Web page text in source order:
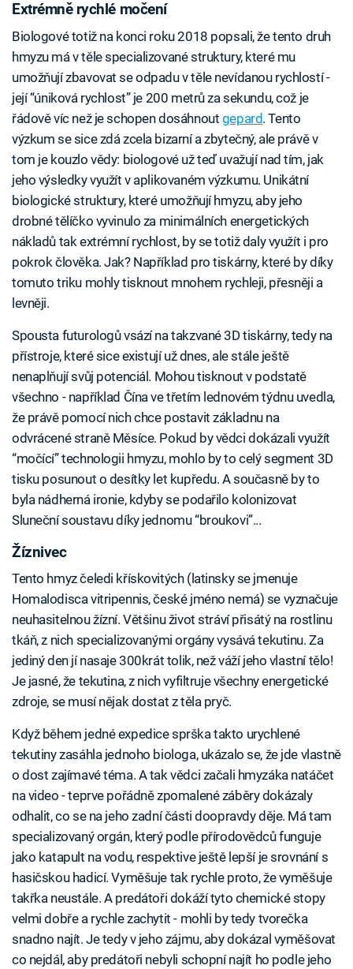
Extrémně rychlé močení
Biologové totiž na konci roku 2018 popsali, že tento druh
hmyzu má v těle specializované struktury, které mu
umožňují zbavovat se odpadu v těle nevídanou rychlostí -
její “úniková rychlost” je 200 metrů za sekundu, což je
řádově víc než je schopen dosáhnout gepard. Tento
výzkum se sice zdá zcela bizarní a zbytečný, ale právě v
tom je kouzlo vědy: biologové už teď uvažují nad tím, jak
jeho výsledky využít v aplikovaném výzkumu. Unikátní
biologické struktury, které umožňují hmyzu, aby jeho
drobné tělíčko vyvinulo za minimálních energetických
nákladů tak extrémní rychlost, by se totiž daly využít i pro
pokrok člověka. Jak? Například pro tiskárny, které by díky
tomuto triku mohly tisknout mnohem rychleji, přesněji a
levněji.
Spousta futurologů vsází na takzvané 3D tiskárny, tedy na
přístroje, které sice existují už dnes, ale stále ještě
nenaplňují svůj potenciál. Mohou tisknout v podstatě
všechno - například Čína ve třetím lednovém týdnu uvedla,
že právě pomocí nich chce postavit základnu na
odvrácené straně Měsíce. Pokud by vědci dokázali využít
“močící” technologii hmyzu, mohlo by to celý segment 3D
tisku posunout o desítky let kupředu. A současně by to
byla nádherná ironie, kdyby se podařilo kolonizovat
Sluneční soustavu díky jednomu “broukovi”...
Žíznivec
Tento hmyz čeledi křískovitých (latinsky se jmenuje
Homalodisca vitripennis, české jméno nemá) se vyznačuje
neuhasitelnou žízní. Většinu život stráví přisátý na rostlinu
tkáň, z nich specializovanými orgány vysává tekutinu. Za
jediný den jí nasaje 300krát tolik, než váží jeho vlastní tělo!
Je jasné, že tekutina, z nich vyfiltruje všechny energetické
zdroje, se musí nějak dostat z těla pryč.
Když během jedné expedice sprška takto urychlené
tekutiny zasáhla jednoho biologa, ukázalo se, že jde vlastně
o dost zajímavé téma. A tak vědci začali hmyzáka natáčet
na video - teprve pořádně zpomalené záběry dokázaly
odhalit, co se na jeho zadní části doopravdy děje. Má tam
specializovaný orgán, který podle přírodovědců funguje
jako katapult na vodu, respektive ještě lepší je srovnání s
hasičskou hadicí. Vyměšuje tak rychle proto, že vyměšuje
takřka neustále. A predátoři dokáží tyto chemické stopy
velmi dobře a rychle zachytit - mohli by tedy tvorečka
snadno najít. Je tedy v jeho zájmu, aby dokázal vyměšovat
co nejdál, aby predátoři nebyli schopní najít ho podle jeho